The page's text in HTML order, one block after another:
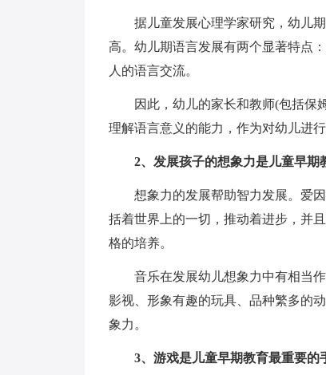
据儿童发展心理学家研究，幼儿
高。幼儿期语言发展有两个显著特点
人的语言交流。
因此，幼儿的家长和教师(包括保
理解语言意义的能力，作为对幼儿进
2、发展孩子的想象力是儿童早期
想象力的发展帮助智力发展。爱
括着世界上的一切，推动着进步，并
格的培养。
音乐在发展幼儿想象力中有相当
影视、形象有趣的玩具、品种繁多的
象力。
3、游戏是儿童早期教育最重要的